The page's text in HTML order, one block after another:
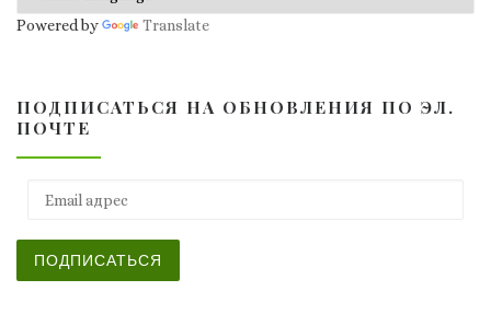
Powered by Translate
ПОДПИСАТЬСЯ НА ОБНОВЛЕНИЯ ПО ЭЛ.
ПОЧТЕ
ПОДПИСАТЬСЯ